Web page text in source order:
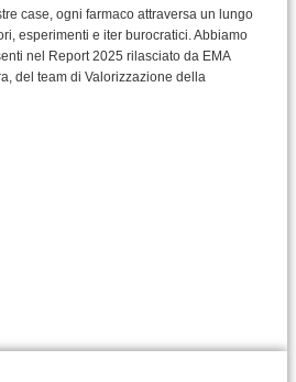
case, ogni farmaco attraversa un lungo
esperimenti e iter burocratici. Abbiamo
nel Report 2025 rilasciato da EMA
del team di Valorizzazione della